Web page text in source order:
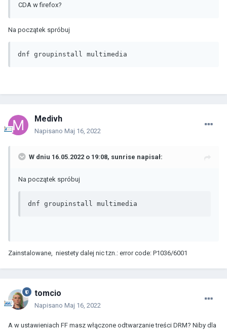
CDA w firefox?
Na początek spróbuj
dnf groupinstall multimedia
Medivh
Napisano Maj 16, 2022
W dniu 16.05.2022 o 19:08, sunrise napisał:
Na początek spróbuj
dnf groupinstall multimedia
Zainstalowane, niestety dalej nic tzn.: error code: P1036/6001
tomcio
Napisano Maj 16, 2022
A w ustawieniach FF masz włączone odtwarzanie treści DRM? Niby dla